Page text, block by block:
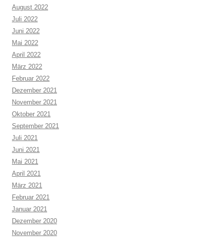
August 2022
Juli 2022
Juni 2022
Mai 2022
April 2022
März 2022
Februar 2022
Dezember 2021
November 2021
Oktober 2021
September 2021
Juli 2021
Juni 2021
Mai 2021
April 2021
März 2021
Februar 2021
Januar 2021
Dezember 2020
November 2020